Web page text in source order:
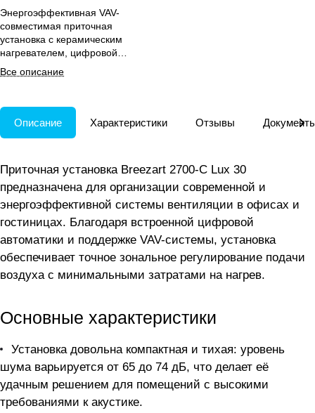
Энергоэффективная VAV-
совместимая приточная
установка с керамическим
нагревателем, цифровой
автоматикой и удалённым
управлением для офисов и
Все описание
Описание Характеристики Отзывы
Приточная установка Breezart 2700-C Lux 30
предназначена для организации современной и
энергоэффективной системы вентиляции в офисах и
гостиницах. Благодаря встроенной цифровой
автоматики и поддержке VAV-системы, установка
обеспечивает точное зональное регулирование подачи
воздуха с минимальными затратами на нагрев.
Основные характеристики
Установка довольна компактная и тихая: уровень
шума варьируется от 65 до 74 дБ, что делает её
удачным решением для помещений с высокими
требованиями к акустике.